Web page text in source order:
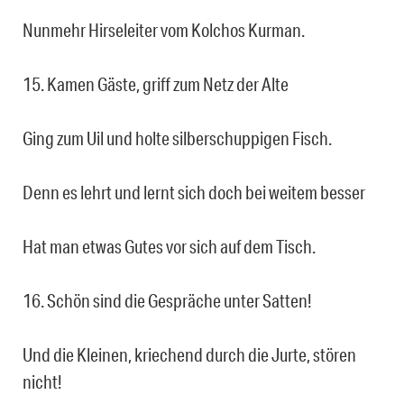
Nunmehr Hirseleiter vom Kolchos Kurman.
15. Kamen Gäste, griff zum Netz der Alte
Ging zum Uil und holte silberschuppigen Fisch.
Denn es lehrt und lernt sich doch bei weitem besser
Hat man etwas Gutes vor sich auf dem Tisch.
16. Schön sind die Gespräche unter Satten!
Und die Kleinen, kriechend durch die Jurte, stören
nicht!